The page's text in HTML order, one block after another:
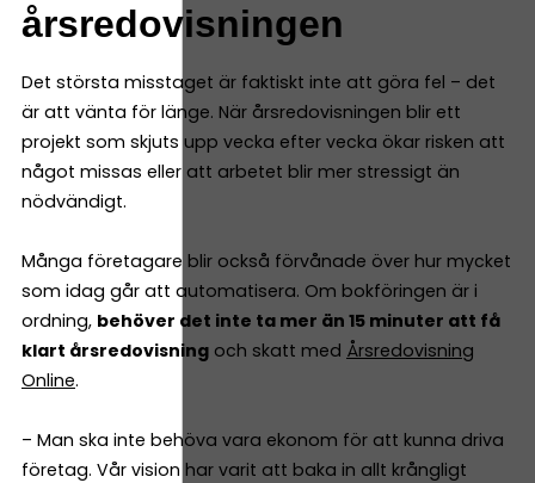
årsredovisningen
Det största misstaget är faktiskt inte att göra fel – det
är att vänta för länge. När årsredovisningen blir ett
projekt som skjuts upp vecka efter vecka ökar risken att
något missas eller att arbetet blir mer stressigt än
nödvändigt.
Många företagare blir också förvånade över hur mycket
som idag går att automatisera. Om bokföringen är i
ordning, behöver det inte ta mer än 15 minuter att få
klart årsredovisning och skatt med Årsredovisning
Online.
– Man ska inte behöva vara ekonom för att kunna driva
företag. Vår vision har varit att baka in allt krångligt